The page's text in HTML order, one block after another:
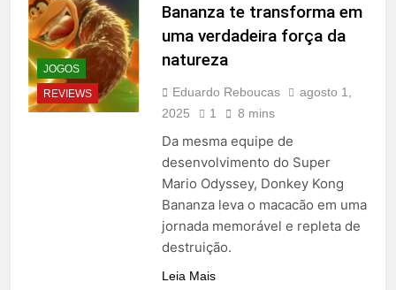
JOGOS
REVIEWS
Bananza te transforma em
uma verdadeira força da
natureza
Eduardo Reboucas
agosto 1,
2025
1 8 mins
Da mesma equipe de
desenvolvimento do Super
Mario Odyssey, Donkey Kong
Bananza leva o macacão em uma
jornada memorável e repleta de
destruição.
Leia Mais